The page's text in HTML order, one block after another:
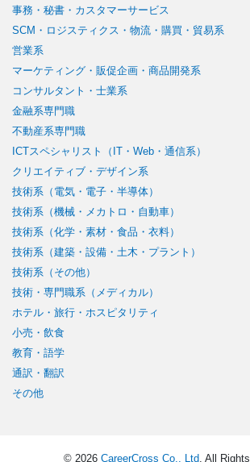
事務・秘書・カスタマーサービス
SCM・ロジスティクス・物流・購買・貿易系
営業系
マーケティング・販促企画・商品開発系
コンサルタント・士業系
金融系専門職
不動産系専門職
ICTスペシャリスト（IT・Web・通信系）
クリエイティブ・デザイン系
技術系（電気・電子・半導体）
技術系（機械・メカトロ・自動車）
技術系（化学・素材・食品・衣料）
技術系（建築・設備・土木・プラント）
技術系（その他）
技術・専門職系（メディカル）
ホテル・旅行・ホスピタリティ
小売・飲食
教育・語学
通訳・翻訳
その他
© 2026 CareerCross Co., Ltd . All